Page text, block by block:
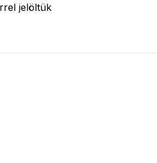
jelöltük